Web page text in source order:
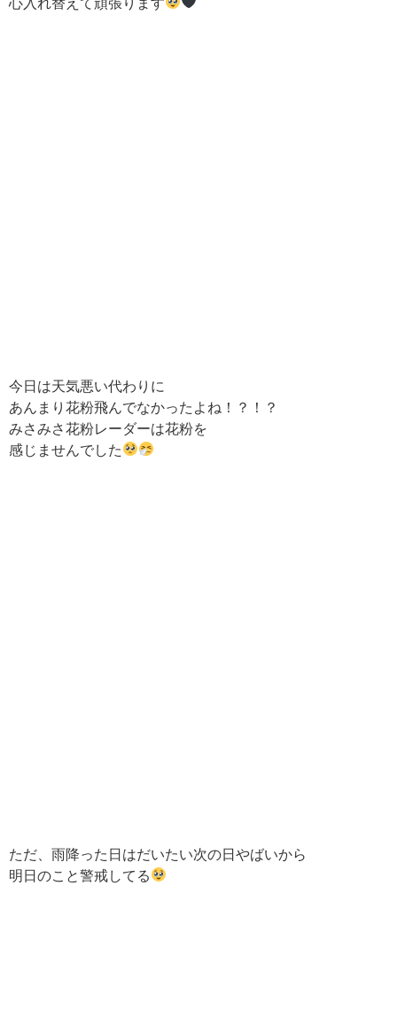
今日は天気悪い代わりに
あんまり花粉飛んでなかったよね！？！？
みさみさ花粉レーダーは花粉を
感じませんでした
ただ、雨降った日はだいたい次の日やばいから
明日のこと警戒してる